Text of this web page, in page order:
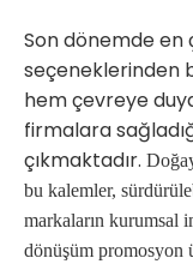
Son dönemde
seçeneklerinden
hem çevreye
firmalara
çıkmaktadır.
bu kalemler,
markaların kurumsal
dönüşüm promosyon